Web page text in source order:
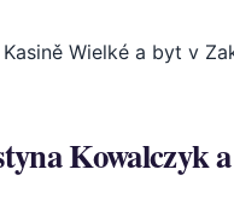
Wielké a byt v
Kowalczyk